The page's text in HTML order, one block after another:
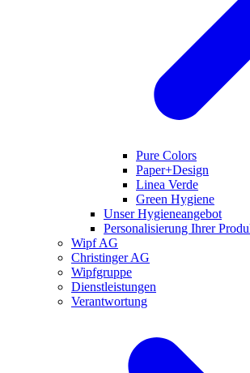
Pure Colors
Paper+Design
Linea Verde
Green Hygiene
Unser Hygieneangebot
Personalisierung Ihrer
Wipf AG
Christinger AG
Wipfgruppe
Dienstleistungen
Verantwortung